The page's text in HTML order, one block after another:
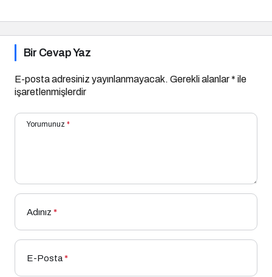
Bir Cevap Yaz
E-posta adresiniz yayınlanmayacak. Gerekli alanlar* ile
işaretlenmişlerdir
Yorumunuz *
Adınız *
E-Posta*